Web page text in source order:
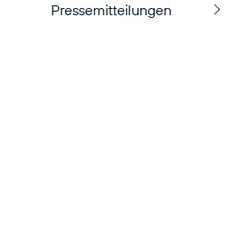
Pressemitteilungen